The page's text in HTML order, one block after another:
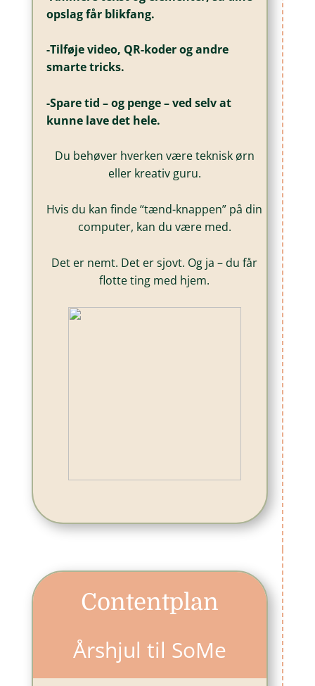
opslag får blikfang.
-Tilføje video, QR-koder og andre
smarte tricks.
-Spare tid – og penge – ved selv at
kunne lave det hele.
Du behøver hverken være teknisk ørn
eller kreativ guru.
Hvis du kan finde “tænd-knappen” på din
computer, kan du være med.
Det er nemt. Det er sjovt. Og ja – du får
flotte ting med hjem.
Contentplan
Årshjul til SoMe